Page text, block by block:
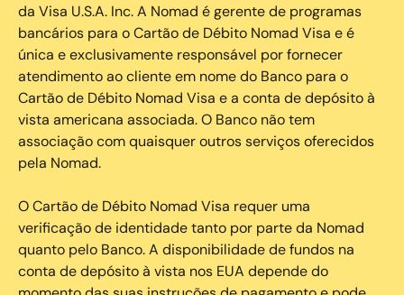
da Visa U.S.A. Inc. A Nomad é gerente de programas
bancários para o Cartão de Débito Nomad Visa e é
única e exclusivamente responsável por fornecer
atendimento ao cliente em nome do Banco para o
Cartão de Débito Nomad Visa e a conta de depósito à
vista americana associada. O Banco não tem
associação com quaisquer outros serviços oferecidos
pela Nomad.
O Cartão de Débito Nomad Visa requer uma
verificação de identidade tanto por parte da Nomad
quanto pelo Banco. A disponibilidade de fundos na
conta de depósito à vista nos EUA depende do